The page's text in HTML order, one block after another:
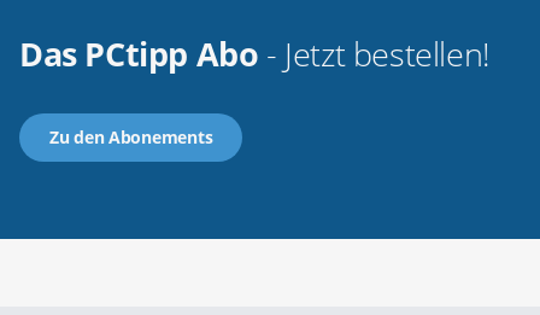
Das PCtipp Abo - Jetzt bestellen!
Zu den Abonements